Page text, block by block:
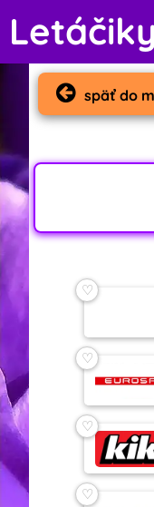
Letáčiky
späť do
♡
♡
♡
♡